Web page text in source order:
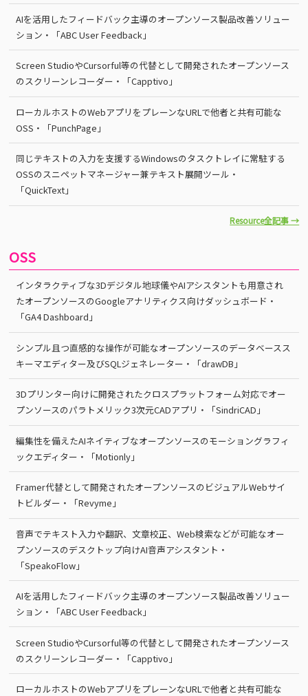
AIを活用したフィードバック主導のオープンソース製品改善ソリュー
ション・「ABC User Feedback」
Screen StudioやCursorful等の代替として開発されたオープンソース
のスクリーンレコーダー・「Capptivo」
ローカルホストのWebアプリをプレーンなURLで他者と共有可能な
OSS・「PunchPage」
同じテキストの入力を支援するWindowsのタスクトレイに常駐する
OSSのスニペットマネージャー兼テキスト展開ツール・
「QuickText」
Resource全記事 →
OSS
インタラクティブな3Dデジタル地球儀やAIアシスタントも用意され
たオープンソースのGoogleアナリティクス向けダッシュボード・
「GA4 Dashboard」
シンプル且つ直感的な操作が可能なオープンソースのデータベースス
キーマエディター及びSQLジェネレーター・「drawDB」
3Dプリンター向けに開発されたクロスプラットフォーム対応でオー
プンソースのパラトメリック3次元CADアプリ・「SindriCAD」
編集性を備えたAIネイティブなオープンソースのモーショングラフィ
ックエディター・「Motionly」
Framer代替として開発されたオープンソースのビジュアルWebサイ
トビルダー・「Revyme」
音声でテキスト入力や翻訳、文章校正、Web検索などが可能なオー
プンソースのデスクトップ向けAI音声アシスタント・
「SpeakoFlow」
AIを活用したフィードバック主導のオープンソース製品改善ソリュー
ション・「ABC User Feedback」
Screen StudioやCursorful等の代替として開発されたオープンソース
のスクリーンレコーダー・「Capptivo」
ローカルホストのWebアプリをプレーンなURLで他者と共有可能な